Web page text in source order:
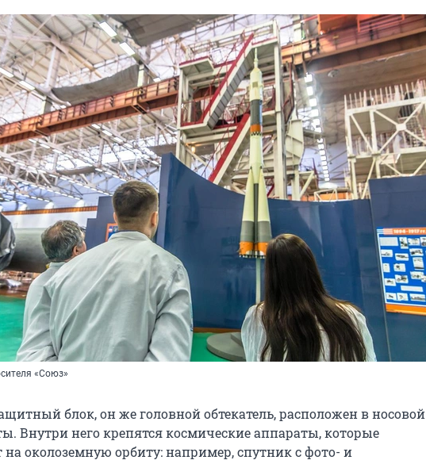
«Союз»
блок, он же головной обтекатель, расположен в носовой
Внутри него крепятся космические аппараты, которые
на околоземную орбиту: например, спутник с фото- и